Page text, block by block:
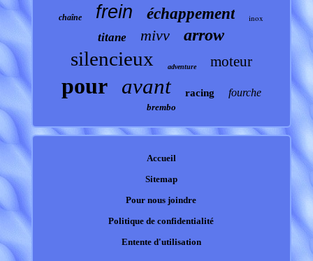
chaîne frein échappement inox
titane mivv arrow
silencieux adventure moteur
pour avant racing fourche
brembo
Accueil
Sitemap
Pour nous joindre
Politique de confidentialité
Entente d'utilisation